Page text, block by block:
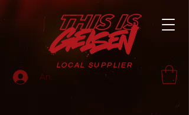
LOCAL SUPPLIER
Anmelden